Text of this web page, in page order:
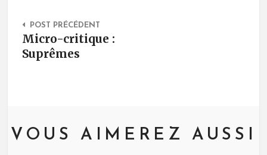
Post Navigation
POST PRÉCÉDENT
Micro-critique :
Suprêmes
VOUS AIMEREZ AUSSI